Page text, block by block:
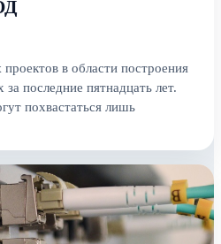
проектов в области построения
последние пятнадцать лет.
похвастаться лишь